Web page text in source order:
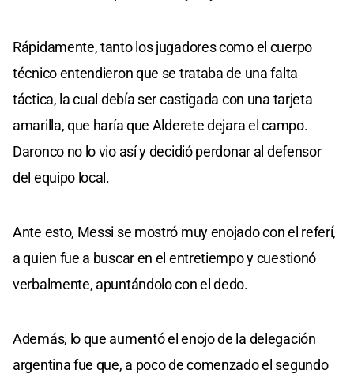
Rápidamente, tanto los jugadores como el cuerpo
técnico entendieron que se trataba de una falta
táctica, la cual debía ser castigada con una tarjeta
amarilla, que haría que Alderete dejara el campo.
Daronco no lo vio así y decidió perdonar al defensor
del equipo local.
Ante esto, Messi se mostró muy enojado con el referí,
a quien fue a buscar en el entretiempo y cuestionó
verbalmente, apuntándolo con el dedo.
Además, lo que aumentó el enojo de la delegación
argentina fue que, a poco de comenzado el segundo